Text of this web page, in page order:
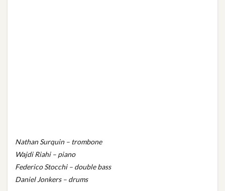
Nathan Surquin – trombone
Wajdi Riahi – piano
Federico Stocchi – double bass
Daniel Jonkers – drums